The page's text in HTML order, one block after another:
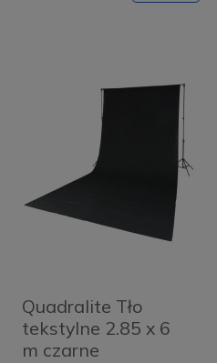
Quadralite Tło
tekstylne 2.85 x 6
m czarne